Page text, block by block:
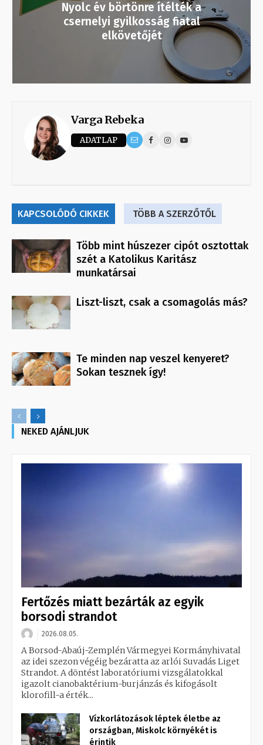
Nyolc év börtönre ítélték a
csernelyi gyilkosság fiatal
elkövetőjét
Varga Rebeka
ADATLAP
KAPCSOLÓDÓ CIKKEK TÖBB A SZERZŐTŐL
Több mint húszezer cipót osztottak
szét a Katolikus Karitász
munkatársai
Liszt-liszt, csak a csomagolás más?
Te minden nap veszel kenyeret?
Sokan tesznek így!
NEKED AJÁNLJUK
Fertőzés miatt bezárták az egyik
borsodi strandot
2026.08.05.
A Borsod-Abaúj-Zemplén Vármegyei Kormányhivatal
az idei szezon végéig bezáratta az arlói Suvadás Liget
Strandot. A döntést laboratóriumi vizsgálatokkal
igazolt cianobaktérium-burjánzás és kifogásolt
klorofill-a érték...
Vízkorlátozások léptek életbe az
országban, Miskolc környékét is
érintik